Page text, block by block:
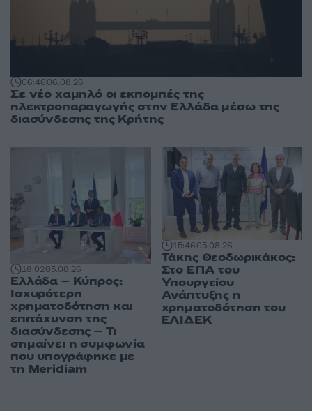
06:4606.08.26
Σε νέο χαμηλό οι εκπομπές της
ηλεκτροπαραγωγής στην Ελλάδα μέσω της
διασύνδεσης της Κρήτης
18:0205.08.26
Ελλάδα – Κύπρος:
Ισχυρότερη
χρηματοδότηση και
επιτάχυνση της
διασύνδεσης – Τι
σημαίνει η συμφωνία
που υπογράφηκε με
τη Meridiam
15:4605.08.26
Τάκης Θεοδωρικάκος:
Στο ΕΠΑ του
Υπουργείου
Ανάπτυξης η
χρηματοδότηση του
ΕΛΙΔΕΚ